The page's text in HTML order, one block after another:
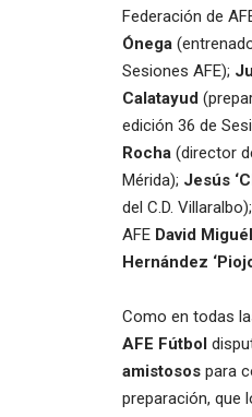
Federación de
Ónega
Sesiones AFE);
Calatayud
edición 36 de
Rocha (director
Mérida); Jesús
del C.D.
AFE David
Hernández
Como en todas
AFE Fútbol
amistosos para
preparación, que